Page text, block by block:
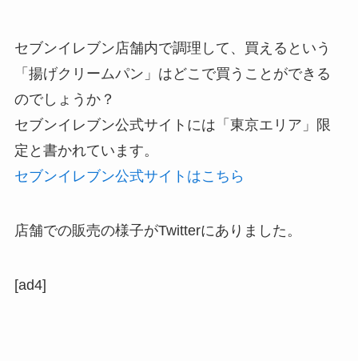
セブンイレブン店舗内で調理して、買えるという
「揚げクリームパン」はどこで買うことができる
のでしょうか？
セブンイレブン公式サイトには「東京エリア」限
定と書かれています。
セブンイレブン公式サイトはこちら
店舗での販売の様子がTwitterにありました。
[ad4]